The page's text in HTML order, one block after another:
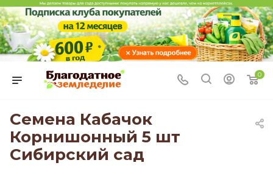
0
Семена Кабачок
Корнишонный 5 шт
Сибирский сад